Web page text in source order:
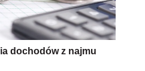
dochodów z najmu